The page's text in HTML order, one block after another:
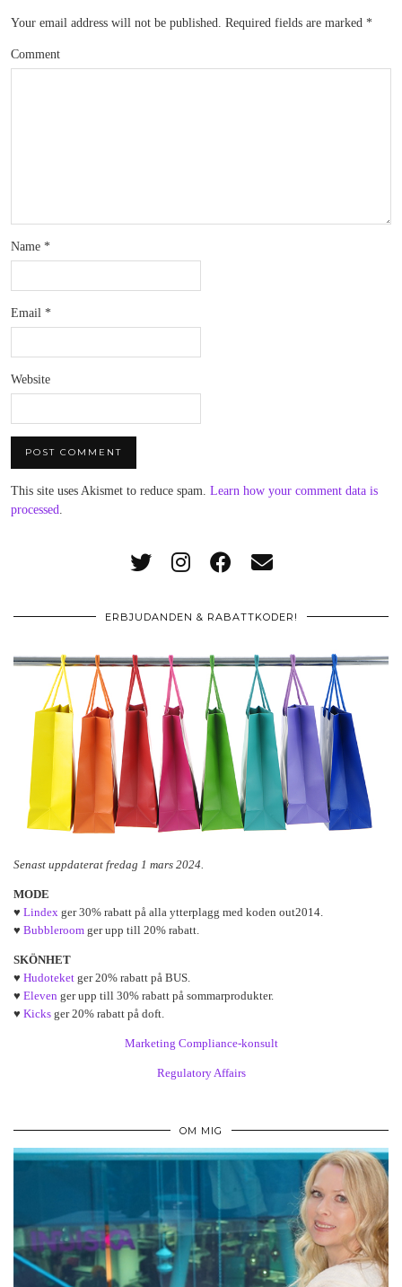
Your email address will not be published. Required fields are marked *
Comment
Name *
Email *
Website
This site uses Akismet to reduce spam. Learn how your comment data is
processed
ERBJUDANDEN & RABATTKODER!
Senast uppdaterat fredag 1 mars 2024.
MODE
♥ Lindex ger 30% rabatt på alla ytterplagg med koden out2014.
♥ Bubbleroom ger upp till 20% rabatt.
SKÖNHET
♥ Hudoteket ger 20% rabatt på BUS.
♥ Eleven ger upp till 30% rabatt på sommarprodukter.
♥ Kicks ger 20% rabatt på doft.
Marketing Compliance-konsult
Regulatory Affairs
OM MIG